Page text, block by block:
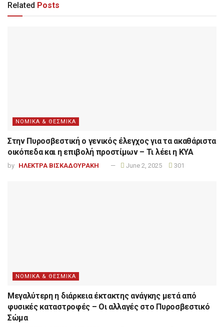
Related Posts
ΝΟΜΙΚΑ & ΘΕΣΜΙΚΑ
Στην Πυροσβεστική ο γενικός έλεγχος για τα ακαθάριστα
οικόπεδα και η επιβολή προστίμων – Τι λέει η ΚΥΑ
by ΗΛΕΚΤΡΑ ΒΙΣΚΑΔΟΥΡΑΚΗ June 2, 2025 301
ΝΟΜΙΚΑ & ΘΕΣΜΙΚΑ
Μεγαλύτερη η διάρκεια έκτακτης ανάγκης μετά από
φυσικές καταστροφές – Οι αλλαγές στο Πυροσβεστικό
Σώμα